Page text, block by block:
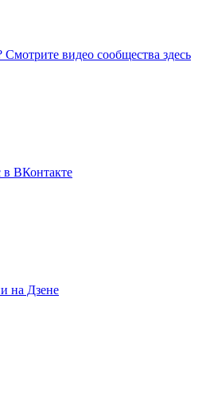
Смотрите видео сообщества здесь
ВКонтакте
на Дзене